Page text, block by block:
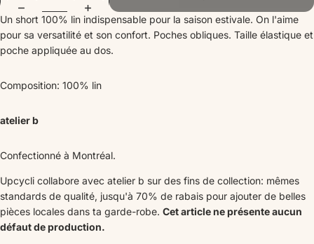
Un short 100% lin indispensable pour la saison estivale. On l'aime
pour sa versatilité et son confort. Poches obliques. Taille élastique et
poche appliquée au dos.
Composition: 100% lin
atelier b
Confectionné à Montréal.
Upcycli collabore avec atelier b sur des fins de collection: mêmes
standards de qualité, jusqu'à 70% de rabais pour ajouter de belles
pièces locales dans ta garde-robe. Cet article ne présente aucun
défaut de production.